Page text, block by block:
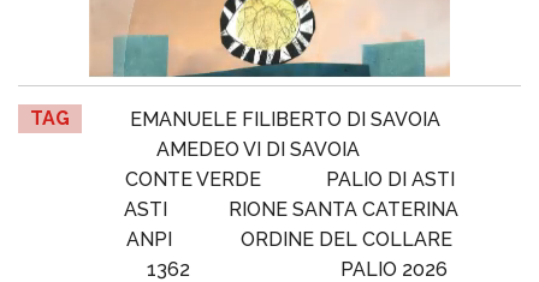
TAG
EMANUELE FILIBERTO DI SAVOIA
AMEDEO VI DI SAVOIA
CONTE VERDE
PALIO DI ASTI
ASTI
RIONE SANTA CATERINA
ANPI
ORDINE DEL COLLARE
1362
PALIO 2026